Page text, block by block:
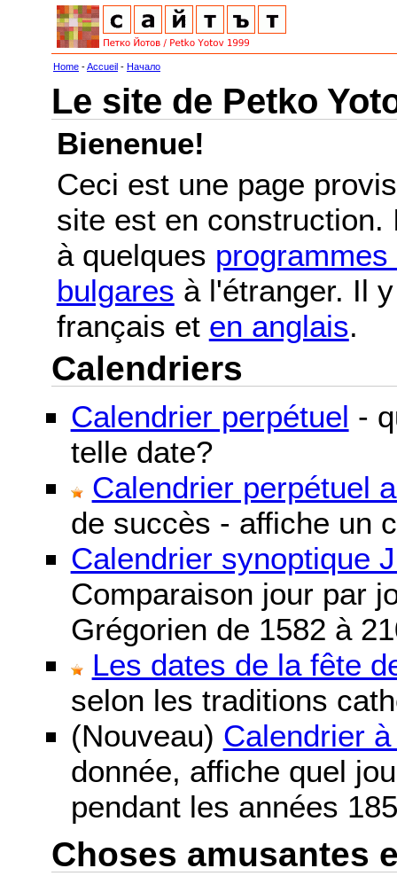
Home -Accueil - Начало
Le site de Petko
Bienenue!
Ceci est une page
site est en
à quelques
bulgares à l'étranger. Il
français et en anglais.
Calendriers
Calendrier perpétuel -
telle date?
Calendrier perpétuel
de succès - affiche un
Calendrier synoptique
Comparaison jour par
Grégorien de 1582 à
Les dates de la fête
selon les traditions
(Nouveau) Calendrier
donnée, affiche quel
pendant les années
Choses amusantes